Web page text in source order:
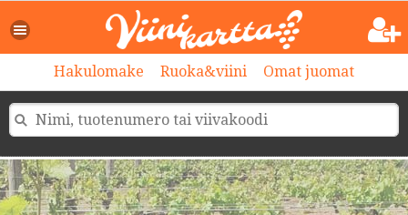
Hakulomake Ruoka&viini Omat juomat